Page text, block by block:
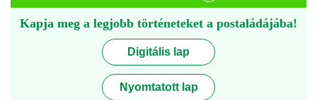
Kapja meg a legjobb történeteket a postaládájába!
Digitális lap
Nyomtatott lap